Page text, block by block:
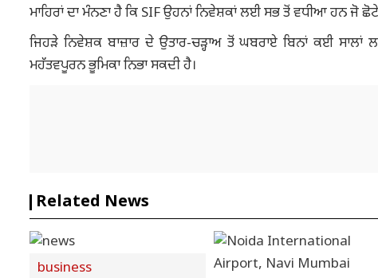
ਮਾਹਿਰਾਂ ਦਾ ਮੰਨਣਾ ਹੈ ਕਿ SIF ਉਹਨਾਂ ਨਿਵੇਸ਼ਕਾਂ ਲਈ ਸਭ ਤੋਂ ਵਧੀਆ ਹਨ ਜੋ
ਜਿਹੜੇ ਨਿਵੇਸ਼ਕ ਬਾਜ਼ਾਰ ਦੇ ਉਤਾਰ-ਚੜ੍ਹਾਅ ਤੋਂ ਘਬਰਾਏ ਬਿਨਾਂ ਕਈ
ਮਹੱਤਵਪੂਰਨ ਭੂਮਿਕਾ ਨਿਭਾ ਸਕਦੀ ਹੈ।
Related News
business